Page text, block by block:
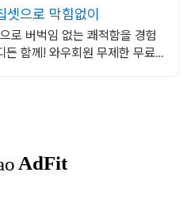
으로 막힘없이
로 버벅임 없는 쾌적함을 경험
함께! 와우회원 무제한 무료배